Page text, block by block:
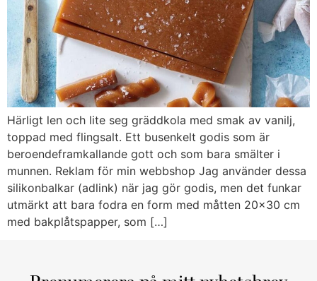
Härligt len och lite seg gräddkola med smak av vanilj,
toppad med flingsalt. Ett busenkelt godis som är
beroendeframkallande gott och som bara smälter i
munnen. Reklam för min webbshop Jag använder dessa
silikonbalkar (adlink) när jag gör godis, men det funkar
utmärkt att bara fodra en form med måtten 20×30 cm
med bakplåtspapper, som […]